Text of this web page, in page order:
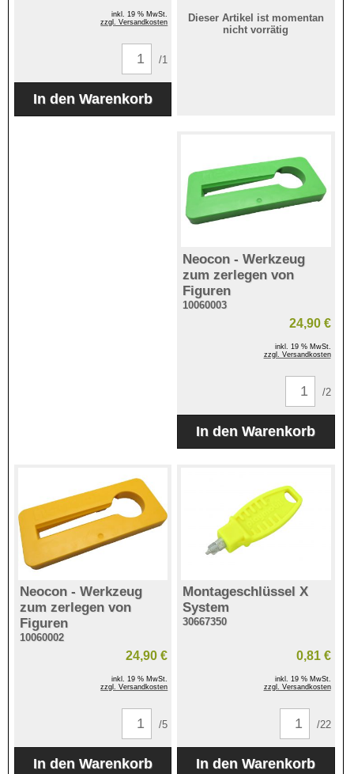
inkl. 19 % MwSt.
zzgl. Versandkosten
/1
Dieser Artikel ist momentan
nicht vorrätig
Neocon - Werkzeug
zum zerlegen von
Figuren
10060003
24,90 €
inkl. 19 % MwSt.
zzgl. Versandkosten
/2
Neocon - Werkzeug
zum zerlegen von
Figuren
10060002
24,90 €
inkl. 19 % MwSt.
zzgl. Versandkosten
/5
Montageschlüssel X
System
30667350
0,81 €
inkl. 19 % MwSt.
zzgl. Versandkosten
/22